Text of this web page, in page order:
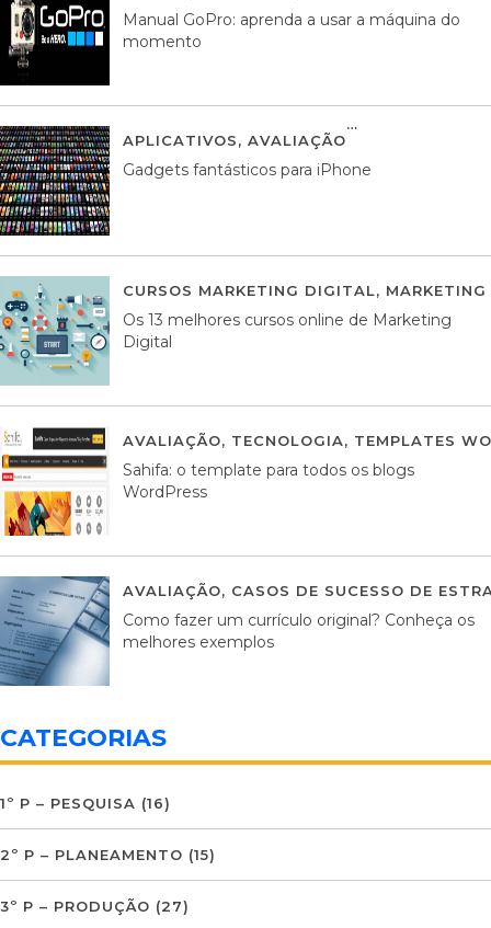
Manual GoPro: aprenda a usar a máquina do
momento
APLICATIVOS, AVALIAÇÃO
Gadgets fantásticos para iPhone
CURSOS MARKETING DIGITAL,
Os 13 melhores cursos online de Marketing
Digital
AVALIAÇÃO, TECNOLOGIA, TEMPLATES
Sahifa: o template para todos os blogs
WordPress
AVALIAÇÃO, CASOS DE SUCESSO DE
Como fazer um currículo original? Conheça os
melhores exemplos
CATEGORIAS
1º P – PESQUISA (16)
2º P – PLANEAMENTO (15)
3º P – PRODUÇÃO (27)